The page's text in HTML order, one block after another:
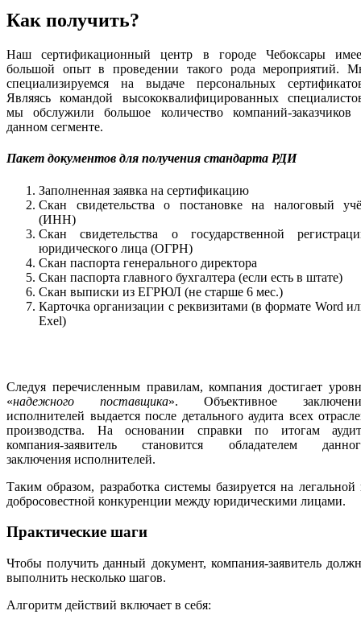
Как получить?
Наш сертификационный центр в городе Чебоксары
большой опыт в проведении такого рода мероприятий.
специализируемся на выдаче персональных
Являясь командой высококвалифицированных
мы обслужили большое количество компаний-заказчиков
данном сегменте.
Пакет документов для получения стандарта РДИ
Заполненная заявка на сертификацию
Скан свидетельства о постановке на налоговый
(ИНН)
Скан свидетельства о государственной
юридического лица (ОГРН)
Скан паспорта генерального директора
Скан паспорта главного бухгалтера (если есть в штате)
Скан выписки из ЕГРЮЛ (не старше 6 мес.)
Карточка организации с реквизитами (в формате Word
Exel)
Следуя перечисленным правилам, компания достигает
«надежного поставщика». Объективное
исполнителей выдается после детального аудита всех
производства. На основании справки по итогам
компания-заявитель становится обладателем
заключения исполнителей.
Таким образом, разработка системы базируется на легальной
добросовестной конкуренции между юридическими лицами.
Практические шаги
Чтобы получить данный документ, компания-заявитель
выполнить несколько шагов.
Алгоритм действий включает в себя: